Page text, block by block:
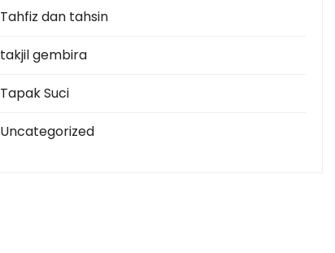
Tahfiz dan tahsin
takjil gembira
Tapak Suci
Uncategorized